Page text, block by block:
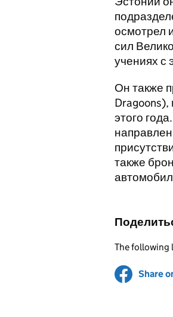
осмотрел
сил
учениях с
Он также
этого
также
The following
Share